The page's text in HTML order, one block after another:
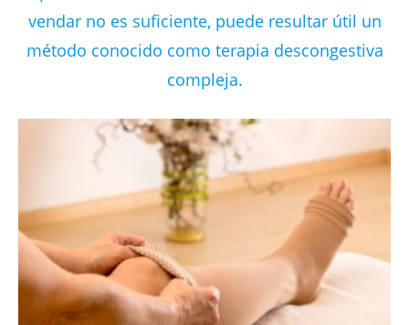
vendar no es suficiente, puede resultar útil un
método conocido como terapia descongestiva
compleja.